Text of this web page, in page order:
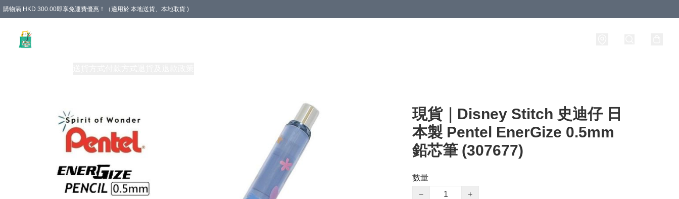
購物滿 HKD 300.00即享免運費優惠！（適用於 本地送貨、本地取貨 )
現貨｜Disney Stitch 史迪仔 日
本製 Pentel EnerGize 0.5mm
鉛芯筆 (307677)
數量
−
+